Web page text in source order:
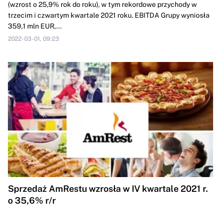
(wzrost o 25,9% rok do roku), w tym rekordowe przychody w
trzecim i czwartym kwartale 2021 roku. EBITDA Grupy wyniosła
359,1 mln EUR,...
2022-03-01, 09:23
Sprzedaż AmRestu wzrosła w IV kwartale 2021 r.
o 35,6% r/r